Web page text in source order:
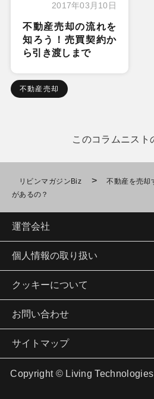
2017年03月10日
不動産売却の流れを
知ろう！売買契約か
ら引き渡しまで
不動産売却
このコラムニスト
リビンマガジンBiz >
不動産を売却
があるの？
運営会社
個人情報の取り扱い
クッキーについて
お問い合わせ
サイトマップ
Copyright © Living